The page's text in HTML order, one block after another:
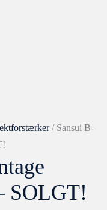
/ Sansui B-
SOLGT!